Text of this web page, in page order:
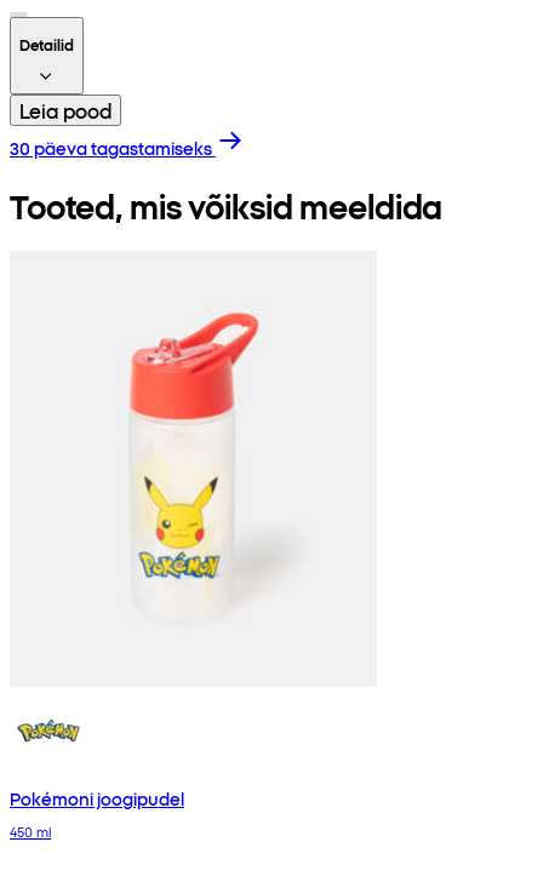
Detailid
Leia pood
30 päeva tagastamiseks
Tooted, mis võiksid meeldida
Pokémoni joogipudel
450 ml